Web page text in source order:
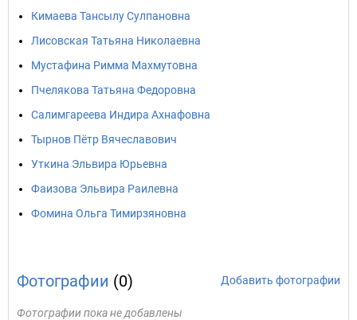
Кимаева Тансылу Сулпановна
Лисовская Татьяна Николаевна
Мустафина Римма Махмутовна
Пчелякова Татьяна Федоровна
Салимгареева Индира Ахнафовна
Тырнов Пётр Вячеславович
Уткина Эльвира Юрьевна
Фаизова Эльвира Раилевна
Фомина Ольга Тимирзяновна
Фотографии (0) Добавить фотографии
Фотографии пока не добавлены